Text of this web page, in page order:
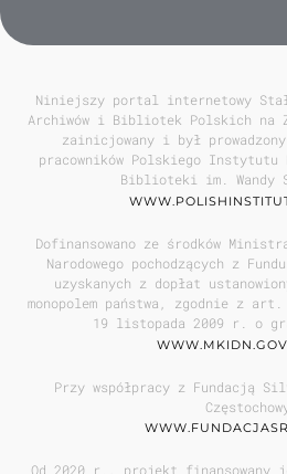
Niniejszy portal internetowy
Archiwów i Bibliotek Polskich na
zainicjowany i był
pracowników Polskiego Instytutu
Biblioteki im. Wandy
Dofinansowano ze środków
Narodowego pochodzących z
uzyskanych z dopłat
monopolem państwa, zgodnie z
19 listopada 2009 r. o
Przy współpracy z Fundacją
Od 2020 r., projekt finansowany